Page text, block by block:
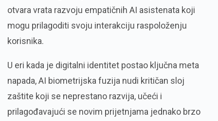
otvara vrata razvoju empatičnih AI asistenata koji
mogu prilagoditi svoju interakciju raspoloženju
korisnika.
U eri kada je digitalni identitet postao ključna meta
napada, AI biometrijska fuzija nudi kritičan sloj
zaštite koji se neprestano razvija, učeći i
prilagođavajući se novim prijetnjama jednako brzo